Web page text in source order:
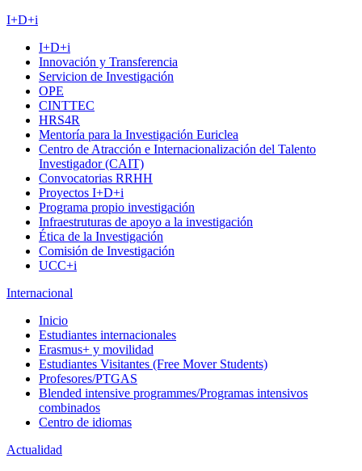
I+D+i
I+D+i
Innovación y Transferencia
Servicion de Investigación
OPE
CINTTEC
HRS4R
Mentoría para la Investigación Euriclea
Centro de Atracción e Internacionalización del Talento
Investigador (CAIT)
Convocatorias RRHH
Proyectos I+D+i
Programa propio investigación
Infraestruturas de apoyo a la investigación
Ética de la Investigación
Comisión de Investigación
UCC+i
Internacional
Inicio
Estudiantes internacionales
Erasmus+ y movilidad
Estudiantes Visitantes (Free Mover Students)
Profesores/PTGAS
Blended intensive programmes/Programas intensivos
combinados
Centro de idiomas
Actualidad